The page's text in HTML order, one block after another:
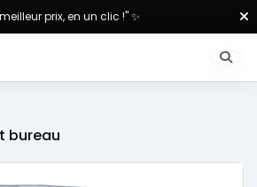
prix, en un clic !" ✨
bureau